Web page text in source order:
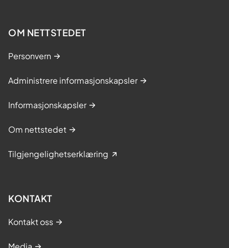
OM NETTSTEDET
Personvern
Administrere informasjonskapsler
Informasjonskapsler
Om nettstedet
Tilgjengelighetserklæring
KONTAKT
Kontakt oss